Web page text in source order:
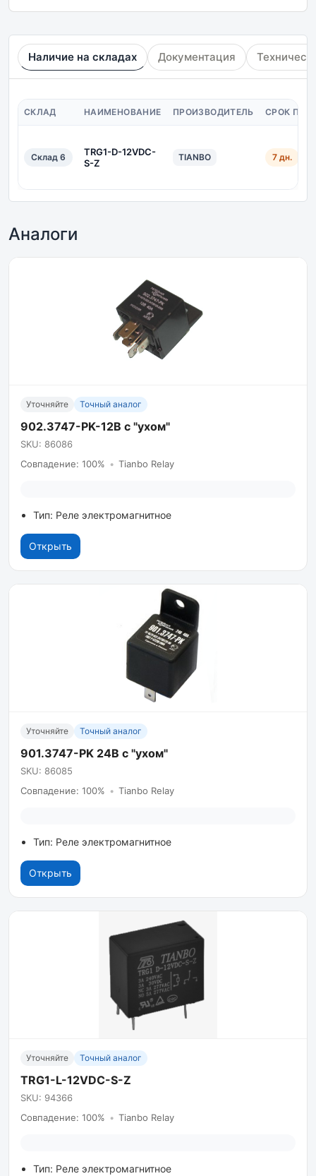
Наличие на складах Документация
СКЛАД НАИМЕНОВАНИЕ ПРОИЗВОДИТЕЛЬ СРОК
Склад 6
TRG1-D-12VDC-
S-Z
TIANBO 7 дн.
Аналоги
Уточняйте Точный аналог
902.3747-PK-12B с "ухом"
SKU: 86086
Совпадение: 100% • Tianbo Relay
Тип: Реле электромагнитное
Открыть
Уточняйте Точный аналог
901.3747-PK 24B с "ухом"
SKU: 86085
Совпадение: 100% • Tianbo Relay
Тип: Реле электромагнитное
Открыть
Уточняйте Точный аналог
TRG1-L-12VDC-S-Z
SKU: 94366
Совпадение: 100% • Tianbo Relay
Тип: Реле электромагнитное